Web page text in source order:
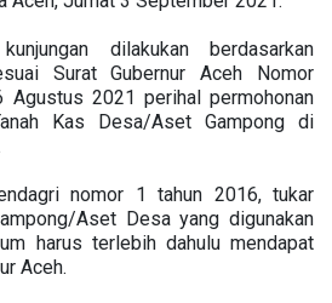
dilakukan berdasarkan
Surat Gubernur Aceh Nomor
2021 perihal permohonan
Kas Desa/Aset Gampong di
nomor 1 tahun 2016, tukar
Aset Desa yang digunakan
harus terlebih dahulu mendapat
Aceh.